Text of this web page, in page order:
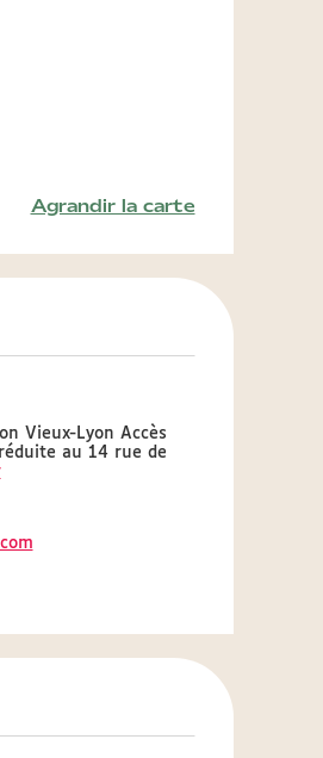
Agrandir la carte
Vieux-Lyon Accès
au 14 rue de